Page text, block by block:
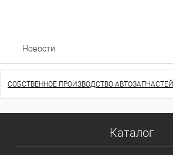
Новости
СОБСТВЕННОЕ ПРОИЗВОДСТВО АВТОЗАПЧАСТЕЙ
Каталог